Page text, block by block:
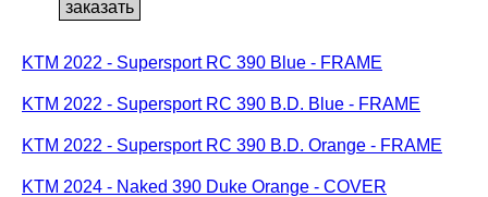
KTM 2022 - Supersport RC 390 Blue - FRAME
KTM 2022 - Supersport RC 390 B.D. Blue - FRAME
KTM 2022 - Supersport RC 390 B.D. Orange - FRAME
KTM 2024 - Naked 390 Duke Orange - COVER